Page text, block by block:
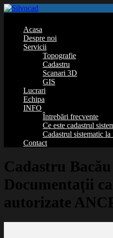
Acasa
Despre noi
Servicii
Topografie
Cadastru
Scanari 3D
GIS
Lucrari
Echipa
INFO
Întrebări frecvente
Ce este cadastrul
Cadastrul sistematic
Contact
Cadastru
Documentații
autorizate